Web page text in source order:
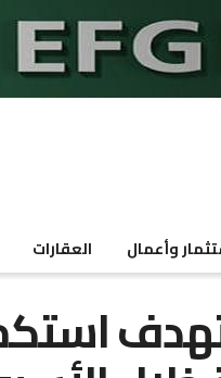
وأعمال العقارات